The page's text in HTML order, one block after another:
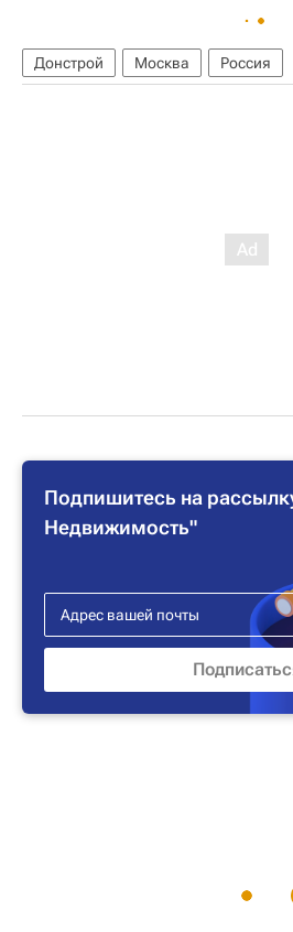
Донстрой Москва Россия
Подпишитесь на
Недвижимость"